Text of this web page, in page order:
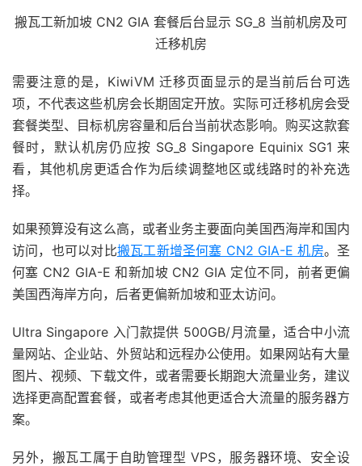
搬瓦工新加坡 CN2 GIA 套餐后台显示 SG_8 当前机房及可
迁移机房
需要注意的是，KiwiVM 迁移页面显示的是当前后台可选
项，不代表这些机房会长期固定开放。实际可迁移机房会受
套餐类型、目标机房容量和后台当前状态影响。购买这款套
餐时，默认机房仍应按 SG_8 Singapore Equinix SG1 来
看，其他机房更适合作为后续调整地区或线路时的补充选
择。
如果预算没有这么高，或者业务主要面向美国西海岸和国内
访问，也可以对比搬瓦工新增圣何塞 CN2 GIA-E 机房。圣
何塞 CN2 GIA-E 和新加坡 CN2 GIA 定位不同，前者更偏
美国西海岸方向，后者更偏新加坡和亚太访问。
Ultra Singapore 入门款提供 500GB/月流量，适合中小流
量网站、企业站、外贸站和远程办公使用。如果网站有大量
图片、视频、下载文件，或者需要长期跑大流量业务，建议
选择更高配置套餐，或者考虑其他更适合大流量的服务器方
案。
另外，搬瓦工属于自助管理型 VPS，服务器环境、安全设